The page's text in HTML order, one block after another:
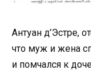
Антуан д’Эстре,
что муж и жена
и помчался к